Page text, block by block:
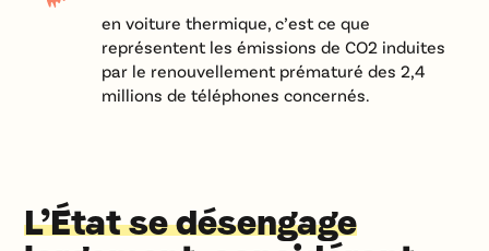
en voiture thermique, c’est ce que
représentent les émissions de CO2 induites
par le renouvellement prématuré des 2,4
millions de téléphones concernés.
L’État se désengage